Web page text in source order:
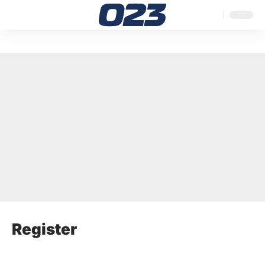
Register